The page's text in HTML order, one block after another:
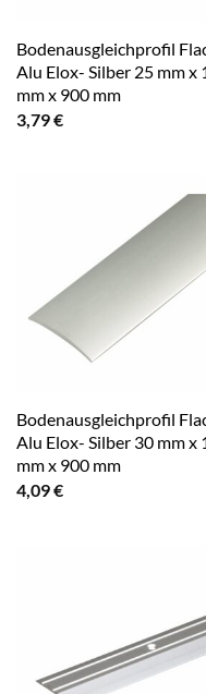
Bodenausgleichprofil
Alu Elox- Silber 25 mm x
mm x 900 mm
3,79€
Bodenausgleichprofil
Alu Elox- Silber 30 mm x
mm x 900 mm
4,09€